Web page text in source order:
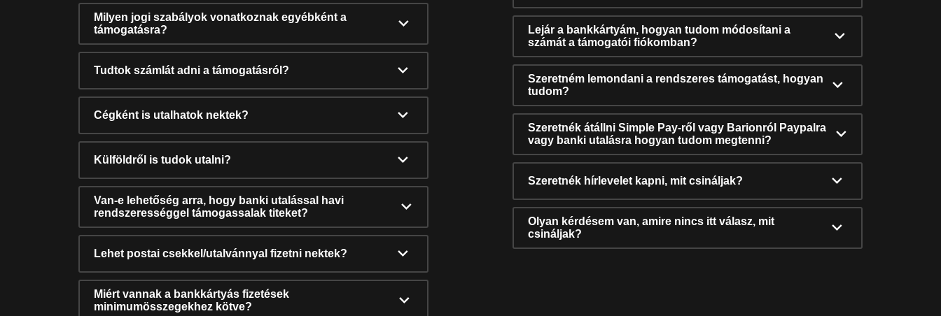
Milyen jogi szabályok vonatkoznak egyébként a
támogatásra?
Tudtok számlát adni a támogatásról?
Cégként is utalhatok nektek?
Külföldről is tudok utalni?
Van-e lehetőség arra, hogy banki utalással havi
rendszerességgel támogassalak titeket?
Lehet postai csekkel/utalvánnyal fizetni nektek?
Miért vannak a bankkártyás fizetések
minimumösszegekhez kötve?
Lejár a bankkártyám, hogyan tudom módosítani a
számát a támogatói fiókomban?
Szeretném lemondani a rendszeres támogatást, hogyan
tudom?
Szeretnék átállni Simple Pay-ről vagy Barionról Paypalra
vagy banki utalásra hogyan tudom megtenni?
Szeretnék hírlevelet kapni, mit csináljak?
Olyan kérdésem van, amire nincs itt válasz, mit
csináljak?